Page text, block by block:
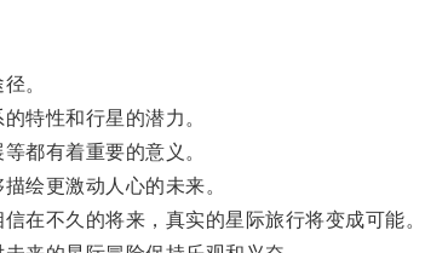
。
特性和行星的潜力。
都有着重要的意义。
绘更激动人心的未来。
不久的将来，真实的星际旅行将变成可能。